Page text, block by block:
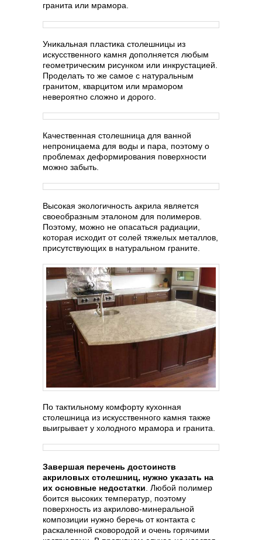
гранита или мрамора.
Уникальная пластика столешницы из
искусственного камня дополняется любым
геометрическим рисунком или инкрустацией.
Проделать то же самое с натуральным
гранитом, кварцитом или мрамором
невероятно сложно и дорого.
Качественная столешница для ванной
непроницаема для воды и пара, поэтому о
проблемах деформирования поверхности
можно забыть.
Высокая экологичность акрила является
своеобразным эталоном для полимеров.
Поэтому, можно не опасаться радиации,
которая исходит от солей тяжелых металлов,
присутствующих в натуральном граните.
По тактильному комфорту кухонная
столешница из искусственного камня также
выигрывает у холодного мрамора и гранита.
Завершая перечень достоинств
акриловых столешниц, нужно указать на
их основные недостатки. Любой полимер
боится высоких температур, поэтому
поверхность из акрилово-минеральной
композиции нужно беречь от контакта с
раскаленной сковородой и очень горячими